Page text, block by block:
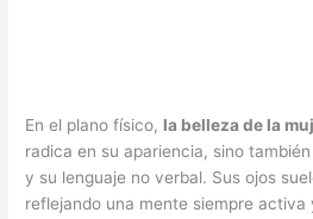
En el plano físico, la belleza de la
radica en su apariencia, sino
y su lenguaje no verbal. Sus ojos
reflejando una mente siempre activa